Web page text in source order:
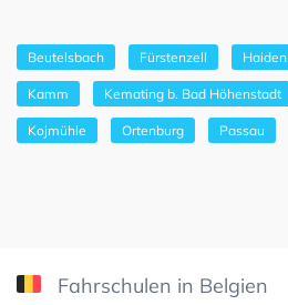
Beutelsbach Fürstenzell
Kamm Kemating b. Bad Höhenstadt
Kojmühle Ortenburg Passau
Fahrschulen in Belgien